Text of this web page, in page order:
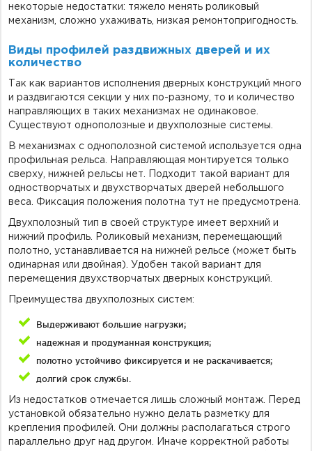
некоторые недостатки: тяжело менять роликовый
механизм, сложно ухаживать, низкая ремонтопригодность.
Виды профилей раздвижных дверей и их
количество
Так как вариантов исполнения дверных конструкций много
и раздвигаются секции у них по-разному, то и количество
направляющих в таких механизмах не одинаковое.
Существуют однополозные и двухполозные системы.
В механизмах с однополозной системой используется одна
профильная рельса. Направляющая монтируется только
сверху, нижней рельсы нет. Подходит такой вариант для
одностворчатых и двухстворчатых дверей небольшого
веса. Фиксация положения полотна тут не предусмотрена.
Двухполозный тип в своей структуре имеет верхний и
нижний профиль. Роликовый механизм, перемещающий
полотно, устанавливается на нижней рельсе (может быть
одинарная или двойная). Удобен такой вариант для
перемещения двухстворчатых дверных конструкций.
Преимущества двухполозных систем:
Выдерживают большие нагрузки;
надежная и продуманная конструкция;
полотно устойчиво фиксируется и не раскачивается;
долгий срок службы.
Из недостатков отмечается лишь сложный монтаж. Перед
установкой обязательно нужно делать разметку для
крепления профилей. Они должны располагаться строго
параллельно друг над другом. Иначе корректной работы